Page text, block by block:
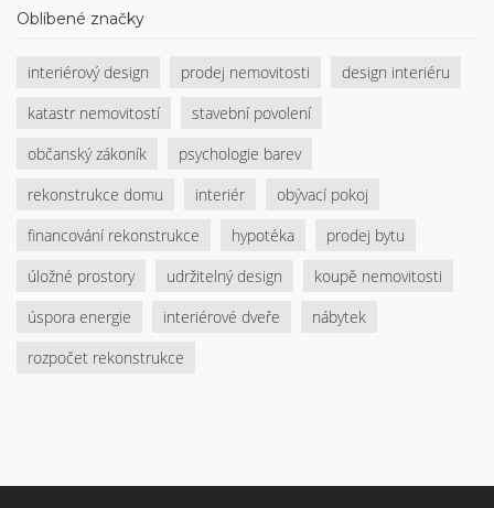
Oblíbené značky
interiérový design prodej nemovitosti
design interiéru
katastr nemovitostí
stavební povolení
občanský zákoník
psychologie barev
rekonstrukce domu
interiér
obývací pokoj
financování rekonstrukce
hypotéka
prodej bytu
úložné prostory
udržitelný design
koupě nemovitosti
úspora energie
interiérové dveře
nábytek
rozpočet rekonstrukce